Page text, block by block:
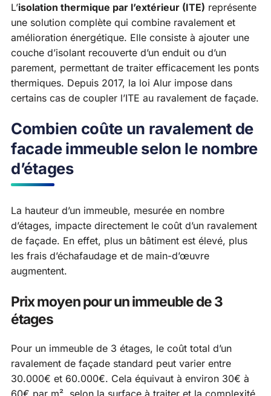
L’isolation thermique par l’extérieur (ITE) représente
une solution complète qui combine ravalement et
amélioration énergétique. Elle consiste à ajouter une
couche d’isolant recouverte d’un enduit ou d’un
parement, permettant de traiter efficacement les ponts
thermiques. Depuis 2017, la loi Alur impose dans
certains cas de coupler l’ITE au ravalement de façade.
Combien coûte un ravalement de
facade immeuble selon le nombre
d’étages
La hauteur d’un immeuble, mesurée en nombre
d’étages, impacte directement le coût d’un ravalement
de façade. En effet, plus un bâtiment est élevé, plus
les frais d’échafaudage et de main-d’œuvre
augmentent.
Prix moyen pour un immeuble de 3
étages
Pour un immeuble de 3 étages, le coût total d’un
ravalement de façade standard peut varier entre
30.000€ et 60.000€. Cela équivaut à environ 30€ à